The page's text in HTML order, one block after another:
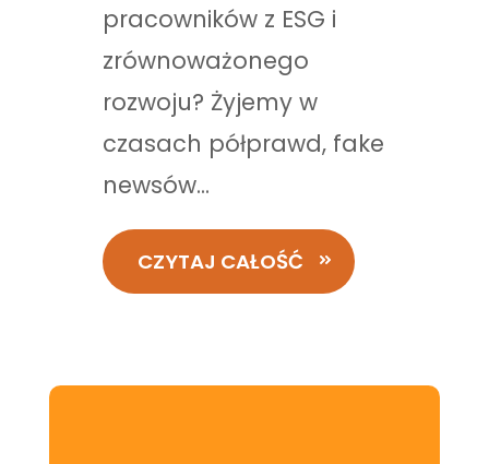
pracowników z ESG i
zrównoważonego
rozwoju? Żyjemy w
czasach półprawd, fake
newsów...
CZYTAJ CAŁOŚĆ